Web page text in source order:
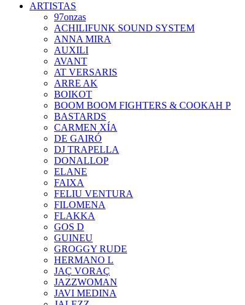
ARTISTAS
97onzas
ACHILIFUNK SOUND SYSTEM
ANNA MIRA
AUXILI
AVANT
AT VERSARIS
ARRE AK
BOIKOT
BOOM BOOM FIGHTERS & COOKAH P
BASTARDS
CARMEN XÍA
DE GAIRÓ
DJ TRAPELLA
DONALLOP
ELANE
FAIXA
FELIU VENTURA
FILOMENA
FLAKKA
GOS D
GUINEU
GROGGY RUDE
HERMANO L
JAÇ VORAÇ
JAZZWOMAN
JAVI MEDINA